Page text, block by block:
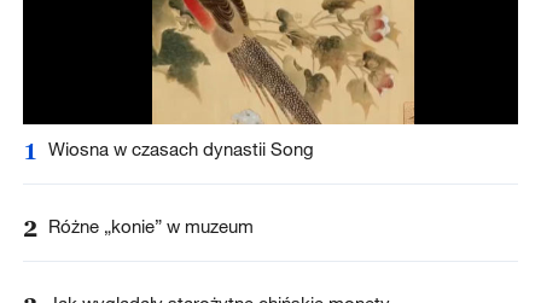
1 Wiosna w czasach dynastii Song
2 Różne „konie” w muzeum